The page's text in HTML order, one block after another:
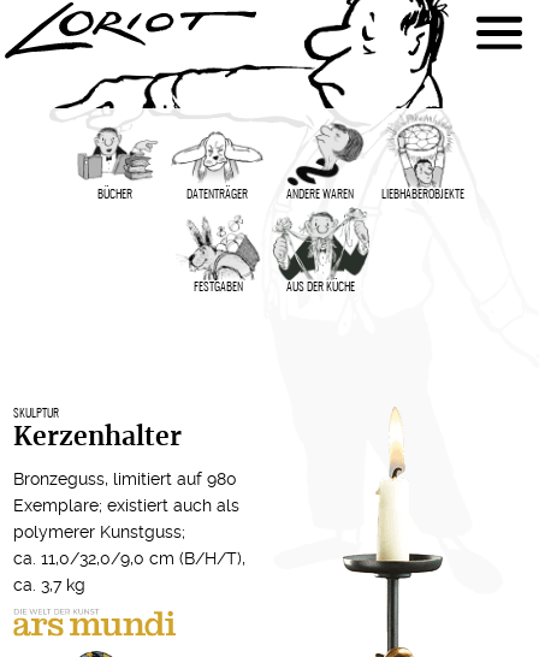
BÜCHER DATENTRÄGER ANDERE WAREN LIEBHABER­OBJEKTE
FESTGABEN AUS DER KÜCHE
SKULPTUR
Kerzenhalter
Bronzeguss, limitiert auf 980
Exemplare; existiert auch als
polymerer Kunstguss;
ca. 11,0/32,0/9,0 cm (B/H/T),
ca. 3,7 kg